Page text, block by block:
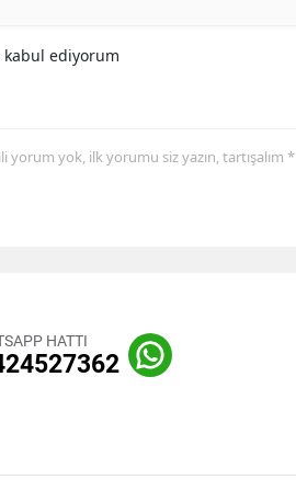
ediyorum
yorum yok, ilk yorumu siz yazın, tartışalım *
HATTI